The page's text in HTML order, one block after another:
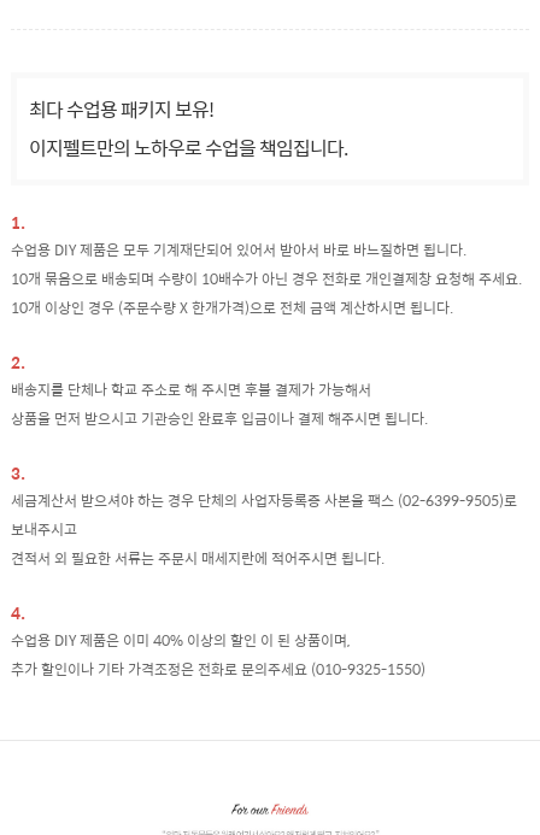
최다 수업용 패키지 보유!
이지펠트만의 노하우로 수업을 책임집니다.
1.
수업용 DIY 제품은 모두 기계재단되어 있어서 받아서 바로 바느질하면 됩니다.
10개 묶음으로 배송되며 수량이 10배수가 아닌 경우 전화로 개인결제창 요청해 주세요.
10개 이상인 경우 (주문수량 X 한개가격)으로 전체 금액 계산하시면 됩니다.
2.
배송지를 단체나 학교 주소로 해 주시면 후불 결제가 가능해서
상품을 먼저 받으시고 기관승인 완료후 입금이나 결제 해주시면 됩니다.
3.
세금계산서 받으셔야 하는 경우 단체의 사업자등록증 사본을 팩스 (02-6399-9505)로
보내주시고
견적서 외 필요한 서류는 주문시 매세지란에 적어주시면 됩니다.
4.
수업용 DIY 제품은 이미 40% 이상의 할인 이 된 상품이며,
추가 할인이나 기타 가격조정은 전화로 문의주세요 (010-9325-1550)